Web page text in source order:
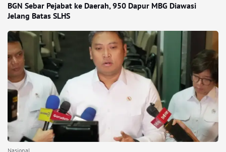
BGN Sebar Pejabat ke Daerah, 950 Dapur MBG Diawasi
Jelang Batas SLHS
Nasional